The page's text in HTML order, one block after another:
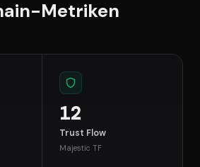
Metriken
12
Trust Flow
Majestic TF